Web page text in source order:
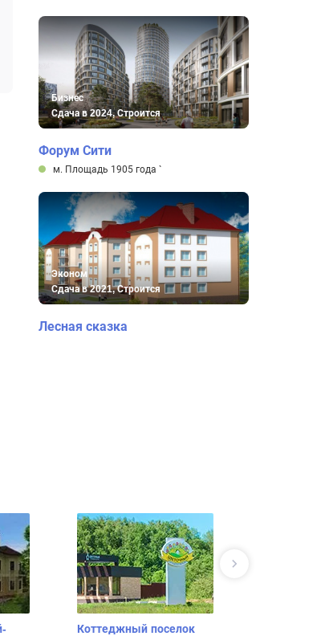
Бизнес
Сдача в 2024, Строится
Форум Сити
м. Площадь 1905 года `
Эконом
Сдача в 2021, Строится
Лесная сказка
Коттеджный поселок